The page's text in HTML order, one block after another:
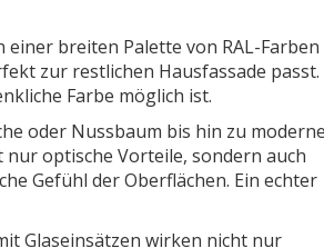
breiten Palette von RAL-Farben
zur restlichen Hausfassade passt.
Farbe möglich ist.
oder Nussbaum bis hin zu
nur optische Vorteile, sondern auch
Gefühl der Oberflächen. Ein echter
Glaseinsätzen wirken nicht nur